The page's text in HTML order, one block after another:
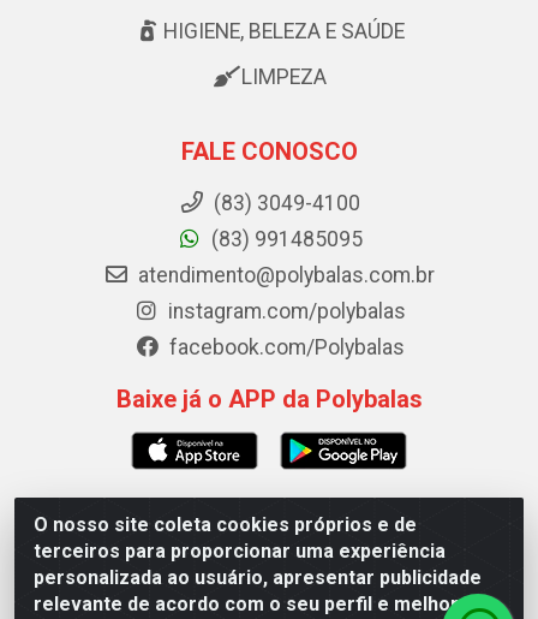
O nosso site coleta cookies próprios e de
terceiros para proporcionar uma experiência
personalizada ao usuário, apresentar publicidade
relevante de acordo com o seu perfil e melhorar a
HIGIENE, BELEZA E SAÚDE
LIMPEZA
FALE CONOSCO
(83) 3049-4100
(83) 991485095
atendimento@polybalas.com.br
instagram.com/polybalas
facebook.com/Polybalas
Baixe já o APP da Polybalas
Polybalas - Rua João Miguel de Souza, 173 Galpão B -
Ernesto Geisel, João Pessoa/PB - CEP 58.075-075 - CNPJ
00.909.327/0002-61